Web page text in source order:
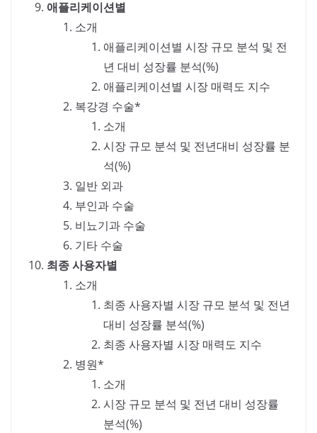
애플리케이션별
소개
애플리케이션별 시장 규모 분석 및 전
년 대비 성장률 분석(%)
애플리케이션별 시장 매력도 지수
복강경 수술*
소개
시장 규모 분석 및 전년대비 성장률 분
석(%)
일반 외과
부인과 수술
비뇨기과 수술
기타 수술
최종 사용자별
소개
최종 사용자별 시장 규모 분석 및 전년
대비 성장률 분석(%)
최종 사용자별 시장 매력도 지수
병원*
소개
시장 규모 분석 및 전년 대비 성장률
분석(%)